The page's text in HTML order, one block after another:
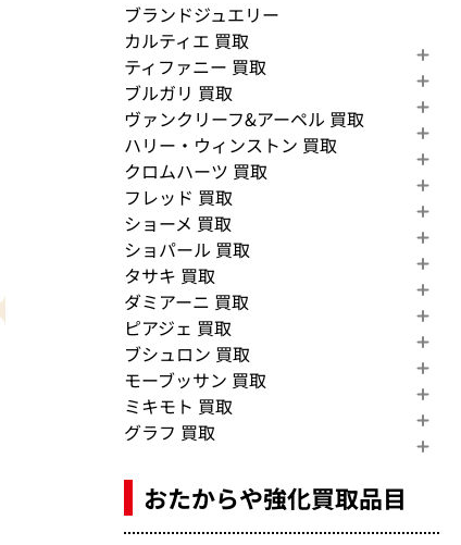
ブランドジュエリー
カルティエ 買取
ティファニー 買取
ブルガリ 買取
ヴァンクリーフ&アーペル 買取
ハリー・ウィンストン 買取
クロムハーツ 買取
フレッド 買取
ショーメ 買取
ショパール 買取
タサキ 買取
ダミアーニ 買取
ピアジェ 買取
ブシュロン 買取
モーブッサン 買取
ミキモト 買取
グラフ 買取
おたからや強化買取品目